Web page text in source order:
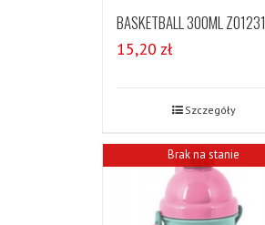
BASKETBALL 300ML Z01231
15,20 zł
Szczegóły
Brak na stanie